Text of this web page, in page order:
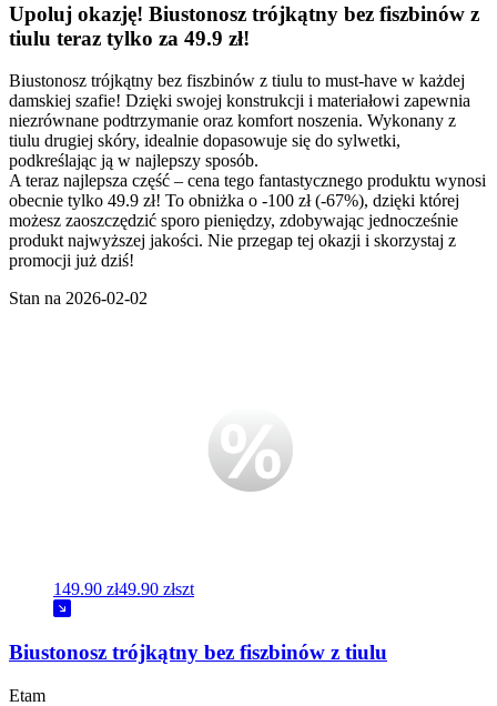
Upoluj okazję! Biustonosz trójkątny bez fiszbinów z
tiulu teraz tylko za 49.9 zł!
Biustonosz trójkątny bez fiszbinów z tiulu to must-have w każdej
damskiej szafie! Dzięki swojej konstrukcji i materiałowi zapewnia
niezrównane podtrzymanie oraz komfort noszenia. Wykonany z
tiulu drugiej skóry, idealnie dopasowuje się do sylwetki,
podkreślając ją w najlepszy sposób.
A teraz najlepsza część – cena tego fantastycznego produktu wynosi
obecnie tylko 49.9 zł! To obniżka o -100 zł (-67%), dzięki której
możesz zaoszczędzić sporo pieniędzy, zdobywając jednocześnie
produkt najwyższej jakości. Nie przegap tej okazji i skorzystaj z
promocji już dziś!
Stan na 2026-02-02
149.90 zł49.90 złszt
Biustonosz trójkątny bez fiszbinów z tiulu
Etam